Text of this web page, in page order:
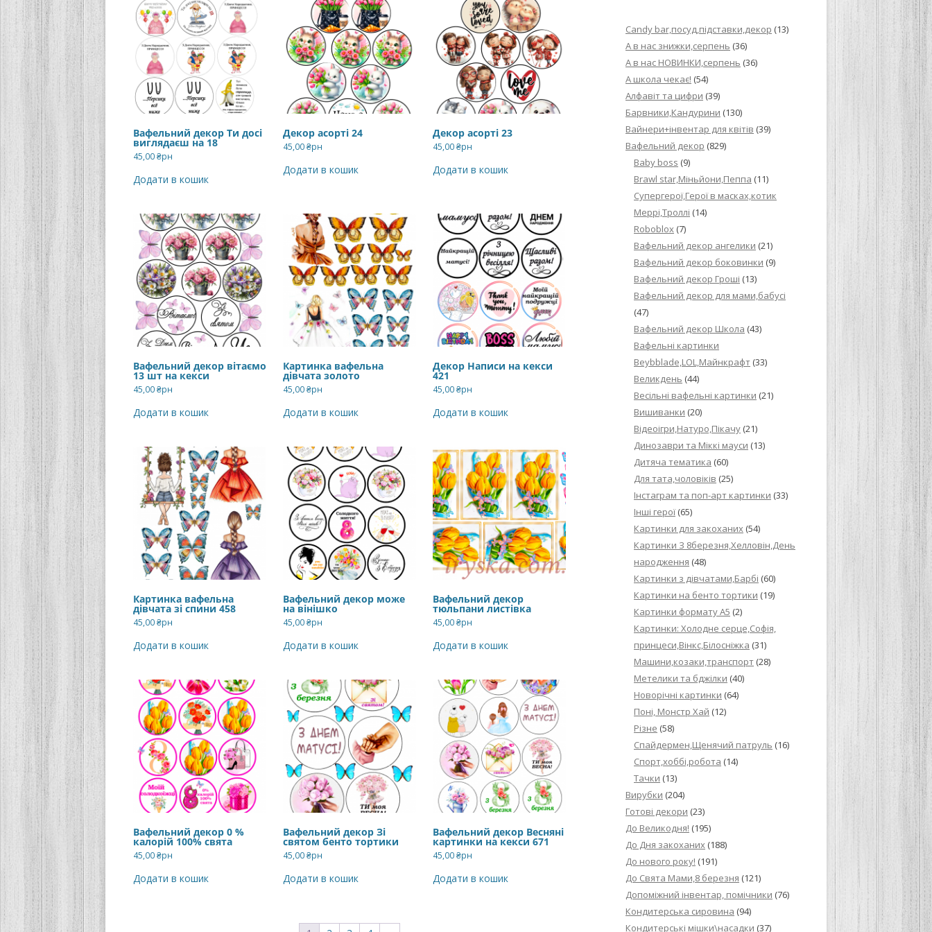
ТОРТУ,РЕЦЕПТ ПРИГОТУВАННЯ
РЕЦЕПТ МАСТИКИ ДЛЯ
ПОКРИТТЯ ТОРТІВ НА ОСНОВІ
РЕЦЕПТ ЛИМОННОГО ПИРОГА З
МИГДАЛЬНЕ ПЕЧИВКО
“ЗГУЩЕНОГО МОЛОКА БАГАТО
НЕ БУВАЄ АБО УЛЮБЛЕНИЙ
ДЕСЕРТ АРГЕНТИНЦІВ”
РЕЦЕПТ ДЛЯ ШОКОЛАДНИХ
ПОТЬОКІВ
Вафельний декор Ти досі
виглядаєш на 18
45,00₴рн
Додати в кошик
Декор асорті 24
45,00₴рн
Додати в кошик
Декор асорті 23
45,00₴рн
Додати в кошик
Вафельний декор вітаємо
13 шт на кекси
45,00₴рн
Додати в кошик
Картинка вафельна
дівчата золото
45,00₴рн
Додати в кошик
Декор Написи на кекси
421
45,00₴рн
Додати в кошик
Картинка вафельна
дівчата зі спини 458
45,00₴рн
Додати в кошик
Вафельний декор може
на вінішко
45,00₴рн
Додати в кошик
Вафельний декор
тюльпани листівка
45,00₴рн
Додати в кошик
Вафельний декор 0 %
калорій 100% свята
45,00₴рн
Додати в кошик
Вафельний декор Зі
святом бенто тортики
45,00₴рн
Додати в кошик
Вафельний декор Весняні
картинки на кекси 671
45,00₴рн
Додати в кошик
Candy bar,посуд,підставки,декор (13)
А в нас знижки,серпень (36)
А в нас НОВИНКИ,серпень (36)
А школа чекає! (54)
Алфавіт та цифри (39)
Барвники,Кандурини (130)
Вайнери+інвентар для квітів (39)
Вафельний декор (829)
Baby boss (9)
Brawl star,Міньйони,Пеппа (11)
Cупергерої,Герої в масках,котик
Меррі,Троллі (14)
Roboblox (7)
Вафельний декор ангелики (21)
Вафельний декор боковинки (9)
Вафельний декор Гроші (13)
Вафельний декор для мами,бабусі
(47)
Вафельний декор Школа (43)
Вафельні картинки
Beybblade,LOL,Майнкрафт (33)
Великдень (44)
Весільні вафельні картинки (21)
Вишиванки (20)
Відеоігри,Натуро,Пікачу (21)
Динозаври та Міккі мауси (13)
Дитяча тематика (60)
Для тата,чоловіків (25)
Інстаграм та поп-арт картинки (33)
Інші герої (65)
Картинки для закоханих (54)
Картинки З 8березня,Хелловін,День
народження (48)
Картинки з дівчатами,Барбі (60)
Картинки на бенто тортики (19)
Картинки формату А5 (2)
Картинки: Холодне серце,Софія,
принцеси,Вінкс,Білосніжка (31)
Машини,козаки,транспорт (28)
Метелики та бджілки (40)
Новорічні картинки (64)
Поні, Монстр Хай (12)
Різне (58)
Спайдермен,Щенячий патруль (16)
Спорт,хоббі,робота (14)
Тачки (13)
Вирубки (204)
Готові декори (23)
До Великодня! (195)
До Дня закоханих (188)
До нового року! (191)
До Свята Мами,8 березня (121)
Допоміжний інвентар, помічники (76)
Кондитерська сировина (94)
Кондитерські мішки\насадки (37)